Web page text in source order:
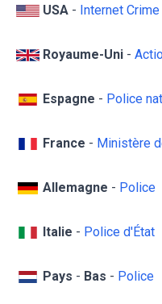
USA - Internet
Royaume-Uni -
Espagne - Police
France - Ministère
Allemagne - Police
Italie - Police d'État
Pays - Bas - Police